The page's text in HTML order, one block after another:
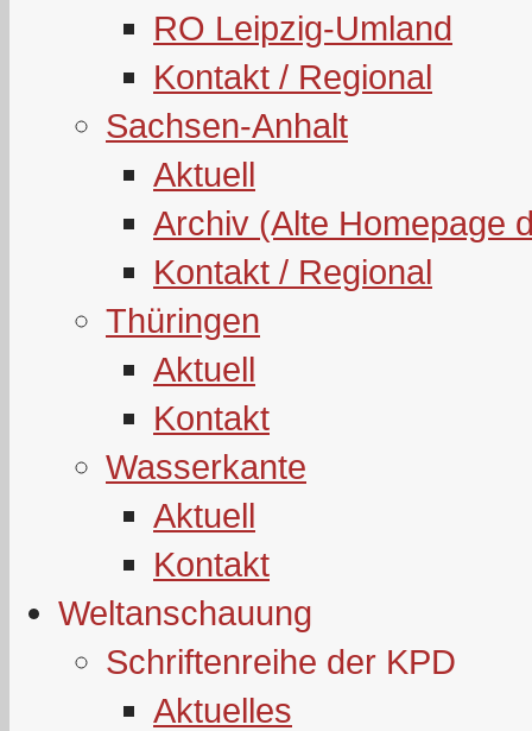
RO Leipzig-Umland
Kontakt / Regional
Sachsen-Anhalt
Aktuell
Archiv (Alte Homepage
Kontakt / Regional
Thüringen
Aktuell
Kontakt
Wasserkante
Aktuell
Kontakt
Weltanschauung
Schriftenreihe der KPD
Aktuelles